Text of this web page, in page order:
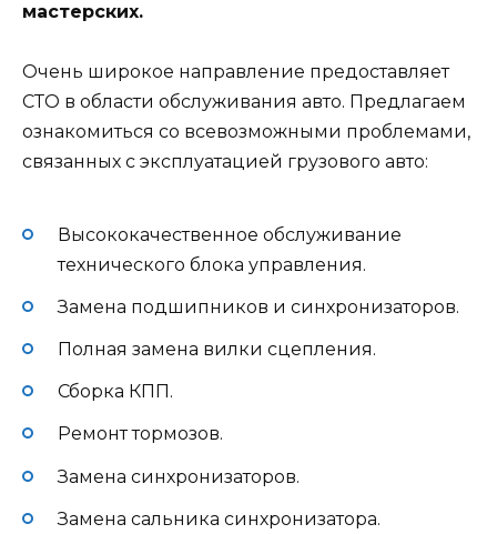
мастерских.
Очень широкое направление предоставляет
СТО в области обслуживания авто. Предлагаем
ознакомиться со всевозможными проблемами,
связанных с эксплуатацией грузового авто:
Высококачественное обслуживание
технического блока управления.
Замена подшипников и синхронизаторов.
Полная замена вилки сцепления.
Сборка КПП.
Ремонт тормозов.
Замена синхронизаторов.
Замена сальника синхронизатора.